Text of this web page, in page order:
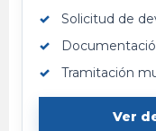
Solicitud de
Tramitación
Ver